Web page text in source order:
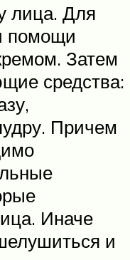
лица. Для
помощи
Затем
средства:
Причем
Иначе
и